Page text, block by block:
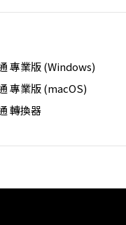
專業版 (Windows)
專業版 (macOS)
轉換器